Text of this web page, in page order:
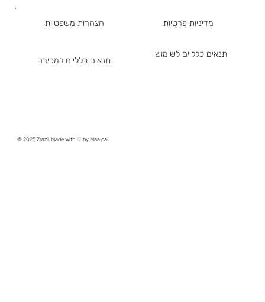
מדיניות פרטיות
תנאים כלליים למכירה
תנאים כלליים לשימוש
הצהרות משפטיות
© 2025 Zrazi. Made with ♡ byMaa.gal